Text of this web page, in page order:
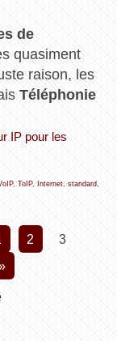
de
quasiment
raison, les
Téléphonie
IP pour les
, ToIP, Internet, standard,
2
3